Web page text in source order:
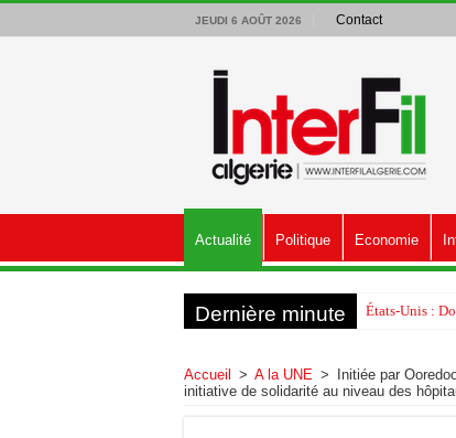
JEUDI 6 AOÛT 2026 Contact
Actualité Politique Economie
Dernière minute États-Unis :
Accueil > A la UNE >
Initiée par
initiative de solidarité au niveau des